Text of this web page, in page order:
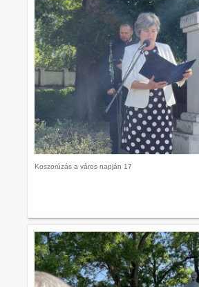
Koszorúzás a város napján 17